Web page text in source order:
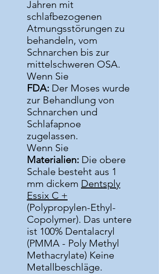
Jahren mit
schlafbezogenen
Atmungsstörungen zu
behandeln, vom
Schnarchen bis zur
mittelschweren OSA.
Wenn Sie
FDA: Der Moses wurde
zur Behandlung von
Schnarchen und
Schlafapnoe
zugelassen.
Wenn Sie
Materialien: Die obere
Schale besteht aus 1
mm dickem Dentsply
Essix C +
(Polypropylen-Ethyl-
Copolymer). Das untere
ist 100% Dentalacryl
(PMMA - Poly Methyl
Methacrylate) Keine
Metallbeschläge.